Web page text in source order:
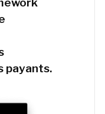
payants.